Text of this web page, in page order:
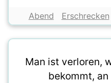
Abend Erschrecken
Man ist verloren,
bekommt,